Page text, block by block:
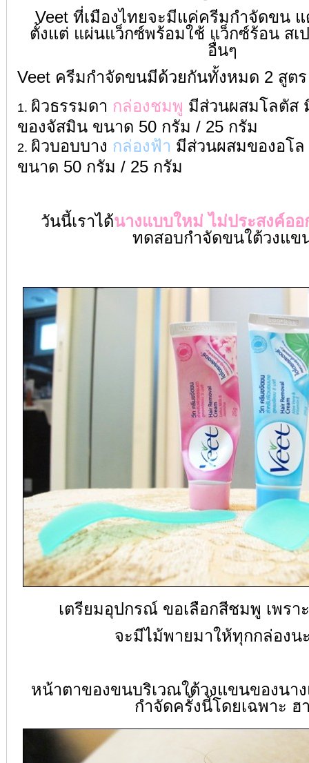
Veet ที่เมืองไทยจะมีแค่ครีมกำจัดขน
ตั้งแต่ แผ่นแว็กซ์พร้อมใช้ แว็กซ์ร้อน สเ
อื่นๆ
Veet ครีมกำจัดขนมีด้วยกันทั้งหมด 2 สูตร
ผิวธรรมดา กล่องชมพู มีส่วนผสมโลตัส
ของจัสมิน ขนาด 50 กรัม / 25 กรัม
ผิวบอบบาง กล่องฟ้า มีส่วนผสมของอโล
ขนาด 50 กรัม / 25 กรัม
วันนี้เราได้นางแบบใหม่ ไม่ประสงค์อ
ทดสอบกำจัดขนใต้วงแข
เตรียมอุปกรณ์ ขอเลือกสีชมพู เพรา
จะมีไม้พายมาให้ทุกกล่องน
หน้าตาของขนบริเวณใต้วงแขนของนาง
กำจัดครั้งนี้โดยเฉพาะ ฮ